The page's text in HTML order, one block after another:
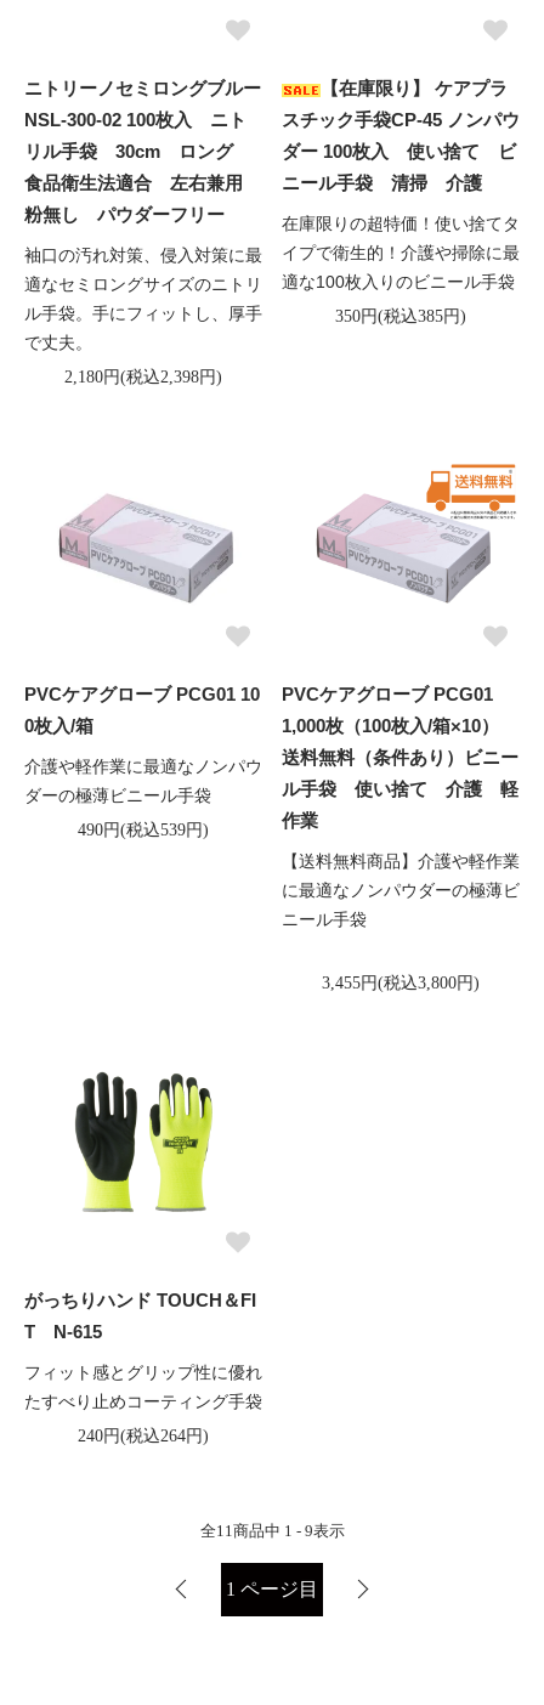
ニトリーノセミロングブルー
NSL-300-02 100枚入 ニト
リル手袋 30cm ロング
食品衛生法適合 左右兼用
粉無し パウダーフリー
袖口の汚れ対策、侵入対策に最
適なセミロングサイズのニトリ
ル手袋。手にフィットし、厚手
で丈夫。
2,180円(税込2,398円)
【在庫限り】 ケアプラ
スチック手袋CP-45 ノンパウ
ダー 100枚入 使い捨て ビ
ニール手袋 清掃 介護
在庫限りの超特価！使い捨てタ
イプで衛生的！介護や掃除に最
適な100枚入りのビニール手袋
350円(税込385円)
PVCケアグローブ PCG01 10
0枚入/箱
介護や軽作業に最適なノンパウ
ダーの極薄ビニール手袋
490円(税込539円)
PVCケアグローブ PCG01
1,000枚（100枚入/箱×10）
送料無料（条件あり）ビニー
ル手袋 使い捨て 介護 軽
作業
【送料無料商品】介護や軽作業
に最適なノンパウダーの極薄ビ
ニール手袋
3,455円(税込3,800円)
がっちりハンド TOUCH＆FI
T N-615
フィット感とグリップ性に優れ
たすべり止めコーティング手袋
240円(税込264円)
全11商品中 1 - 9表示
1 ページ目